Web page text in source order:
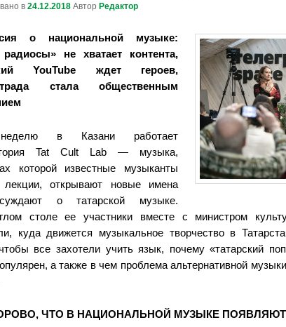
в24.12.2018 АвторРедактор
о национальной музыке:
радиосы» не хватает контента,
YouTube ждет героев,
стала общественным
в Казани работает
Tat Cult Lab — музыка,
которой известные музыканты
лекции, открывают новые имена
о татарской музыке.
столе ее участники вместе с министром
куда движется музыкальное творчество в
все захотели учить язык, почему «татарский
а также в чем проблема альтернативной
ЧТО В НАЦИОНАЛЬНОЙ МУЗЫКЕ